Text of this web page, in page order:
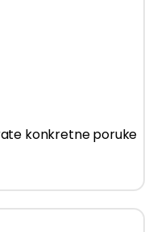
konkretne poruke